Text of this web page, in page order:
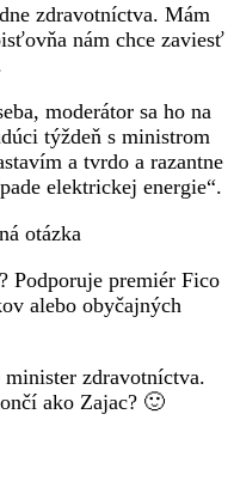
zdravotníctva. Mám
nám chce zaviesť
moderátor sa ho na
týždeň s ministrom
a tvrdo a razantne
elektrickej energie“.
otázka
Podporuje premiér Fico
alebo obyčajných
zdravotníctva.
ako Zajac? 🙂